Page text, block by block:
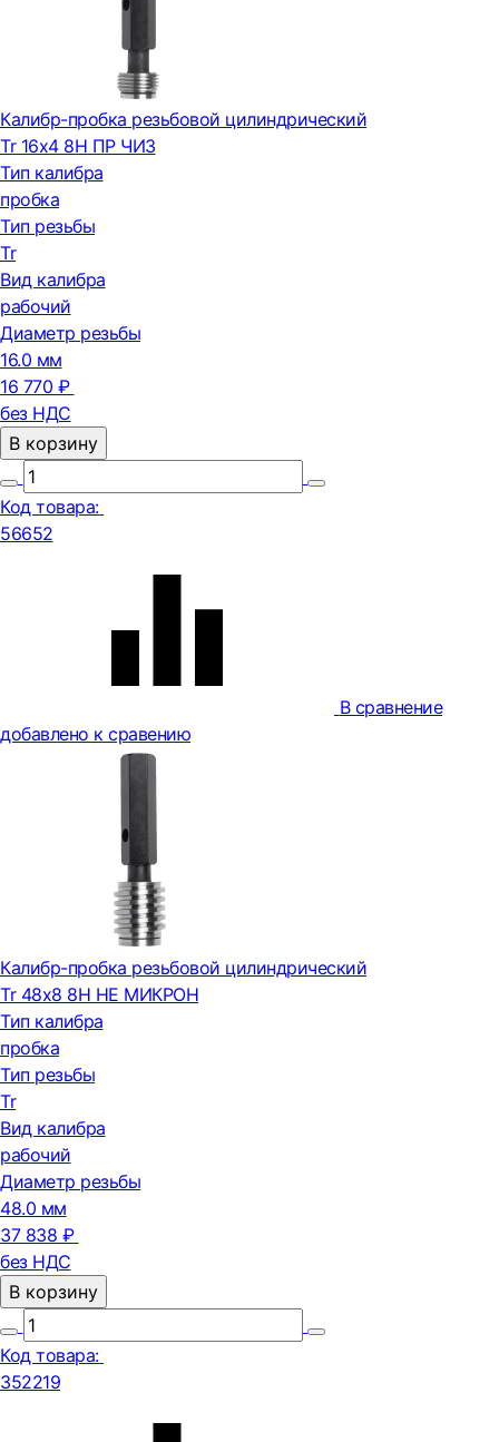
Калибр-пробка резьбовой цилиндрический
Tr 16х4 8H ПР ЧИЗ
Тип калибра
пробка
Тип резьбы
Tr
Вид калибра
рабочий
Диаметр резьбы
16.0 мм
16 770 ₽
без НДС
В корзину
Код товара:
56652
В сравнение
добавлено к сравению
Калибр-пробка резьбовой цилиндрический
Tr 48х8 8H НЕ МИКРОН
Тип калибра
пробка
Тип резьбы
Tr
Вид калибра
рабочий
Диаметр резьбы
48.0 мм
37 838 ₽
без НДС
В корзину
Код товара:
352219